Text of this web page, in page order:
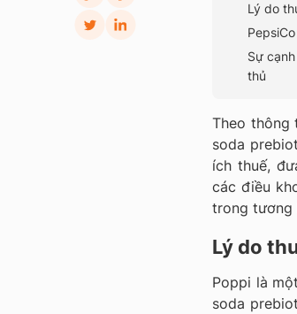
Lý do
Sự
thủ
Theo thông
soda
ích thuế,
các điều
trong tương
Lý do
Poppi là
soda